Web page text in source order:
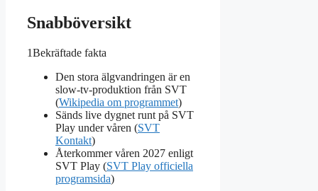
Snabböversikt
1Bekräftade fakta
Den stora älgvandringen är en
slow-tv-produktion från SVT
(Wikipedia om programmet)
Sänds live dygnet runt på SVT
Play under våren (SVT
Kontakt)
Återkommer våren 2027 enligt
SVT Play (SVT Play officiella
programsida)